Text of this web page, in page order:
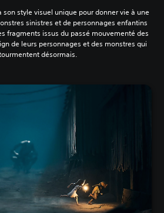
son style visuel unique pour donner vie à une
sinistres et de personnages enfantins
fragments issus du passé mouvementé des
de leurs personnages et des monstres qui
désormais.